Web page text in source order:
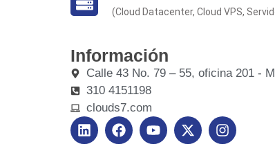
(Cloud Datacenter, Cloud VPS,
Información
Calle 43 No. 79 – 55, oficina 201 -
310 4151198
clouds7.com